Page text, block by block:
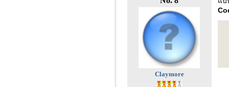
Claymore